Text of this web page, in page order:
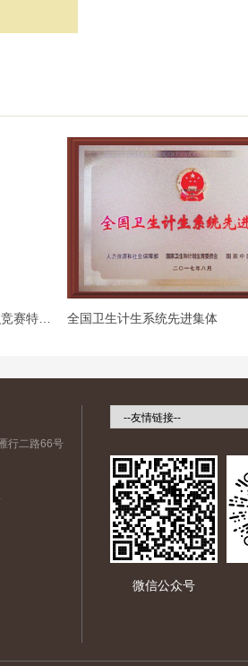
全国卫生计生系统先进集体
行二路66号
微信公众号